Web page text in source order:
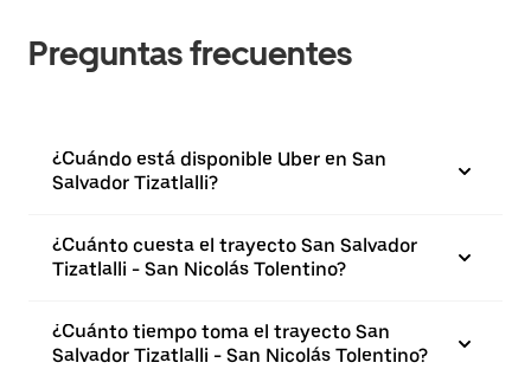
Preguntas frecuentes
¿Cuándo está disponible Uber en San
Salvador Tizatlalli?
¿Cuánto cuesta el trayecto San Salvador
Tizatlalli - San Nicolás Tolentino?
¿Cuánto tiempo toma el trayecto San
Salvador Tizatlalli - San Nicolás Tolentino?